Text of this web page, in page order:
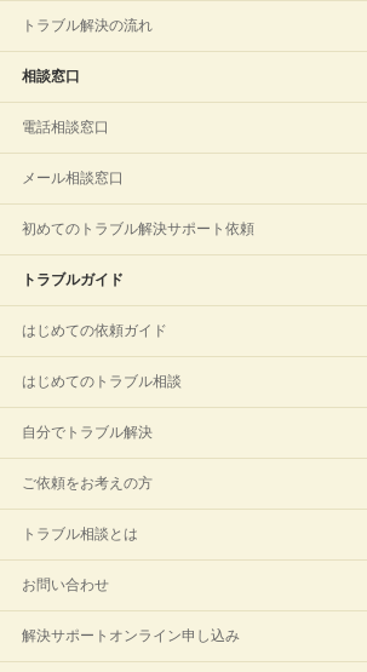
トラブル解決の流れ
相談窓口
電話相談窓口
メール相談窓口
初めてのトラブル解決サポート依頼
トラブルガイド
はじめての依頼ガイド
はじめてのトラブル相談
自分でトラブル解決
ご依頼をお考えの方
トラブル相談とは
お問い合わせ
解決サポートオンライン申し込み